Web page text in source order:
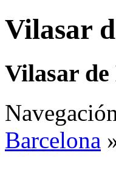
Vilasar
Vilasar
Navegación
Barcelona